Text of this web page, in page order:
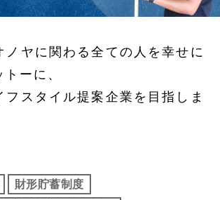
ノヤに関わる全ての人を幸せに
ーに、
フスタイル提案企業を目指しま
財形貯蓄制度